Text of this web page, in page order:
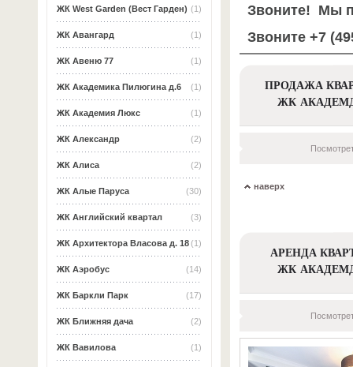
(1)
ЖК West Garden (Вест Гарден)
(1)
ЖК Авангард
(1)
ЖК Авеню 77
(1)
ЖК Академика Пилюгина д.6
(1)
ЖК Академия Люкс
(2)
ЖК Александр
(2)
ЖК Алиса
(30)
ЖК Алые Паруса
(3)
ЖК Английский квартал
(1)
ЖК Архитектора Власова д. 18
(14)
ЖК Аэробус
(17)
ЖК Баркли Парк
(2)
ЖК Ближняя дача
(1)
ЖК Вавилова
Звоните! Мы
Звоните +7
ПРОДАЖА
ЖК
наверх
АРЕНДА
ЖК